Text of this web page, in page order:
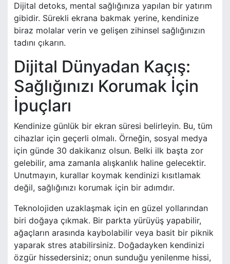
Dijital detoks, mental sağlığınıza yapılan bir yatırım
gibidir. Sürekli ekrana bakmak yerine, kendinize
biraz molalar verin ve gelişen zihinsel sağlığınızın
tadını çıkarın.
Dijital Dünyadan Kaçış:
Sağlığınızı Korumak İçin
İpuçları
Kendinize günlük bir ekran süresi belirleyin. Bu, tüm
cihazlar için geçerli olmalı. Örneğin, sosyal medya
için günde 30 dakikanız olsun. Belki ilk başta zor
gelebilir, ama zamanla alışkanlık haline gelecektir.
Unutmayın, kurallar koymak kendinizi kısıtlamak
değil, sağlığınızı korumak için bir adımdır.
Teknolojiden uzaklaşmak için en güzel yollarından
biri doğaya çıkmak. Bir parkta yürüyüş yapabilir,
ağaçların arasında kaybolabilir veya basit bir piknik
yaparak stres atabilirsiniz. Doğadayken kendinizi
özgür hissedersiniz; onun sunduğu yenilenme hissi,